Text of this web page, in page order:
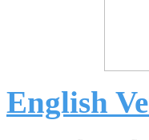
English